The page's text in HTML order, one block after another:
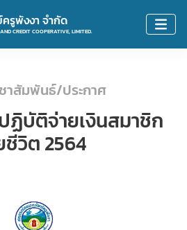
รูพังงา จำกัด
CREDIT COOPERATIVE, LIMITED.
าสัมพันธ์/ประกาศ
ฏิบัติจ่ายเงินสมาชิก
ชีวิต 2564